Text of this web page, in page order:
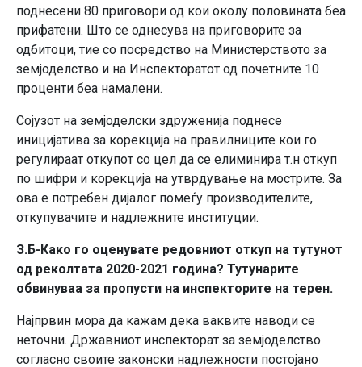
поднесени 80 приговори од кои околу половината беа
прифатени. Што се однесува на приговорите за
одбитоци, тие со посредство на Министерството за
земјоделство и на Инспекторатот од почетните 10
проценти беа намалени.
Сојузот на земјоделски здруженија поднесе
иницијатива за корекција на правилниците кои го
регулираат откупот со цел да се елиминира т.н откуп
по шифри и корекција на утврдување на мострите. За
ова е потребен дијалог помеѓу производителите,
откупувачите и надлежните институции.
З.Б-Како го оценувате редовниот откуп на тутунот
од реколтата 2020-2021 година? Тутунарите
обвинуваа за пропусти на инспекторите на терен.
Најпрвин мора да кажам дека ваквите наводи се
неточни. Државниот инспекторат за земјоделство
согласно своите законски надлежности постојано